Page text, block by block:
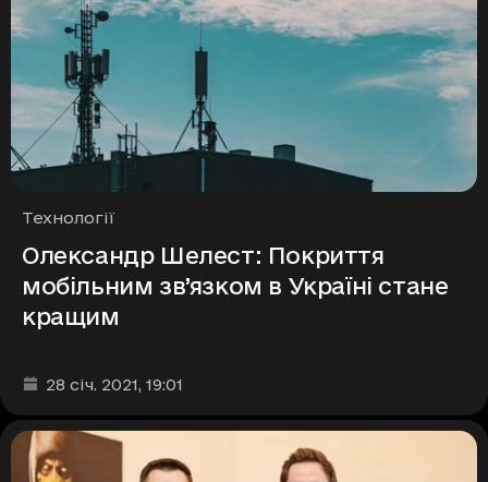
Рубрики
Технології
Олександр Шелест: Покриття
мобільним зв’язком в Україні стане
кращим
Дата та час публікації
28 січ. 2021, 19:01